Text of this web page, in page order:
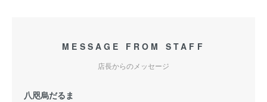
MESSAGE FROM STAFF
店長からのメッセージ
八咫烏だるま